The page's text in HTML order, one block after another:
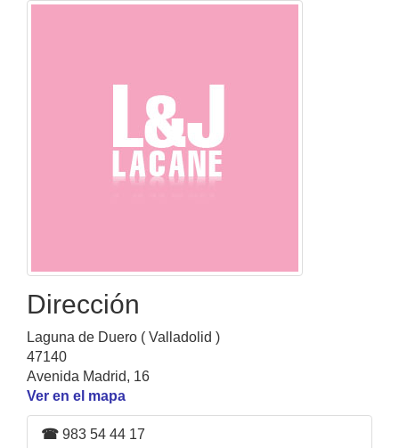
Dirección
Laguna de Duero ( Valladolid )
47140
Avenida Madrid, 16
Ver en el mapa
☎ 983 54 44 17